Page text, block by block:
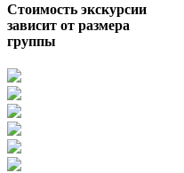
Стоимость экскурсии
зависит от размера
группы